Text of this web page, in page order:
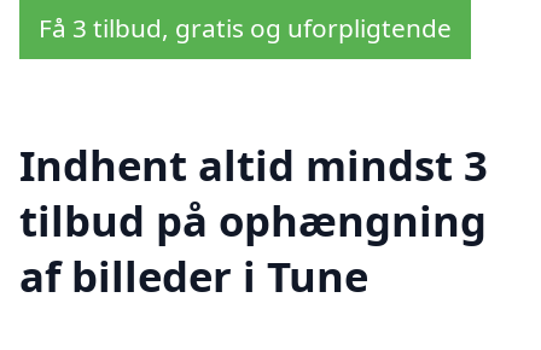
Få 3 tilbud, gratis og uforpligtende
Indhent altid mindst 3
tilbud på ophængning
af billeder i Tune